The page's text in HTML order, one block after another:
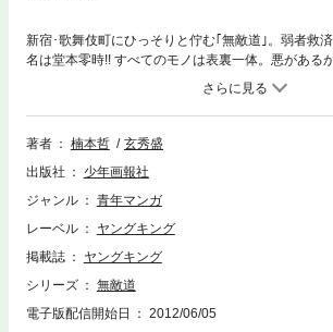
新宿･歌舞伎町にひっそりと佇む｢無敵道｣。弱者救
名は堂本零時!! すべてのモノは表裏一体。悪がある
あるから光がある。だから忘れてはならない。その
望がある事を……憎しみ、絶望、破滅を、無敵の拳
タクティクス･ストーリーの決定版!!?
著者
楠本哲
玄秀盛
出版社
少年画報社
ジャンル
青年マンガ
レーベル
ヤングキング
掲載誌
ヤングキング
シリーズ
無敵道
電子版配信開始日
2012/06/05